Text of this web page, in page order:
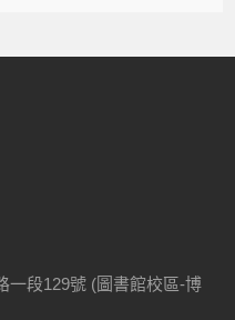
一段129號 (圖書館校區-博